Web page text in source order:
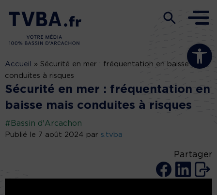
Ouvrir la
Accueil » Sécurité en mer : fréquentation en baisse mais
conduites à risques
Sécurité en mer : fréquentation en
baisse mais conduites à risques
#Bassin d'Arcachon
Publié le 7 août 2024 par s.tvba
Partager